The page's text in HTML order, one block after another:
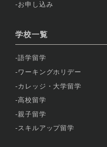
お申し込み
学校一覧
語学留学
ワーキングホリデー
カレッジ・大学留学
高校留学
親子留学
スキルアップ留学